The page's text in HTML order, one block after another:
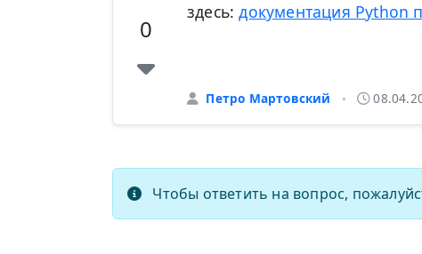
0
здесь:документация Python
Петро Мартовский •
Чтобы ответить на вопрос,